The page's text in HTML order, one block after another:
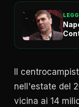
Il
nell'estate del
vicina ai 14